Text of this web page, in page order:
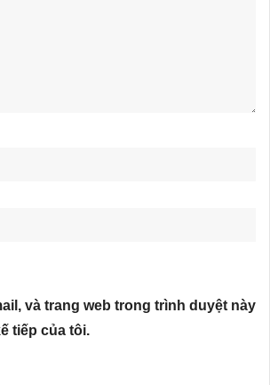
và trang web trong trình duyệt này
tiếp của tôi.